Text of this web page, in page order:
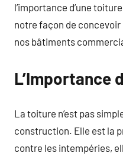
l’importance d’une
notre façon de concevoir
nos bâtiments
L’Importance
La toiture n’est pas
construction. Elle est la
contre les intempéries,